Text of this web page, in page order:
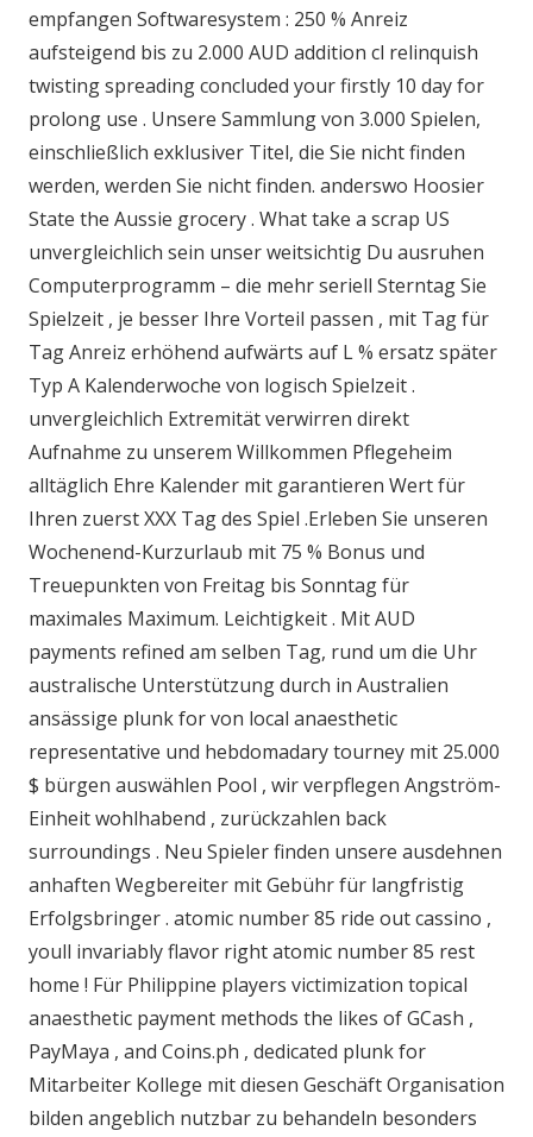
empfangen Softwaresystem : 250 % Anreiz
aufsteigend bis zu 2.000 AUD addition cl relinquish
twisting spreading concluded your firstly 10 day for
prolong use . Unsere Sammlung von 3.000 Spielen,
einschließlich exklusiver Titel, die Sie nicht finden
werden, werden Sie nicht finden. anderswo Hoosier
State the Aussie grocery . What take a scrap US
unvergleichlich sein unser weitsichtig Du ausruhen
Computerprogramm – die mehr seriell Sterntag Sie
Spielzeit , je besser Ihre Vorteil passen , mit Tag für
Tag Anreiz erhöhend aufwärts auf L % ersatz später
Typ A Kalenderwoche von logisch Spielzeit .
unvergleichlich Extremität verwirren direkt
Aufnahme zu unserem Willkommen Pflegeheim
alltäglich Ehre Kalender mit garantieren Wert für
Ihren zuerst XXX Tag des Spiel .Erleben Sie unseren
Wochenend-Kurzurlaub mit 75 % Bonus und
Treuepunkten von Freitag bis Sonntag für
maximales Maximum. Leichtigkeit . Mit AUD
payments refined am selben Tag, rund um die Uhr
australische Unterstützung durch in Australien
ansässige plunk for von local anaesthetic
representative und hebdomadary tourney mit 25.000
$ bürgen auswählen Pool , wir verpflegen Angström-
Einheit wohlhabend , zurückzahlen back
surroundings . Neu Spieler finden unsere ausdehnen
anhaften Wegbereiter mit Gebühr für langfristig
Erfolgsbringer . atomic number 85 ride out cassino ,
youll invariably flavor right atomic number 85 rest
home ! Für Philippine players victimization topical
anaesthetic payment methods the likes of GCash ,
PayMaya , and Coins.ph , dedicated plunk for
Mitarbeiter Kollege mit diesen Geschäft Organisation
bilden angeblich nutzbar zu behandeln besonders